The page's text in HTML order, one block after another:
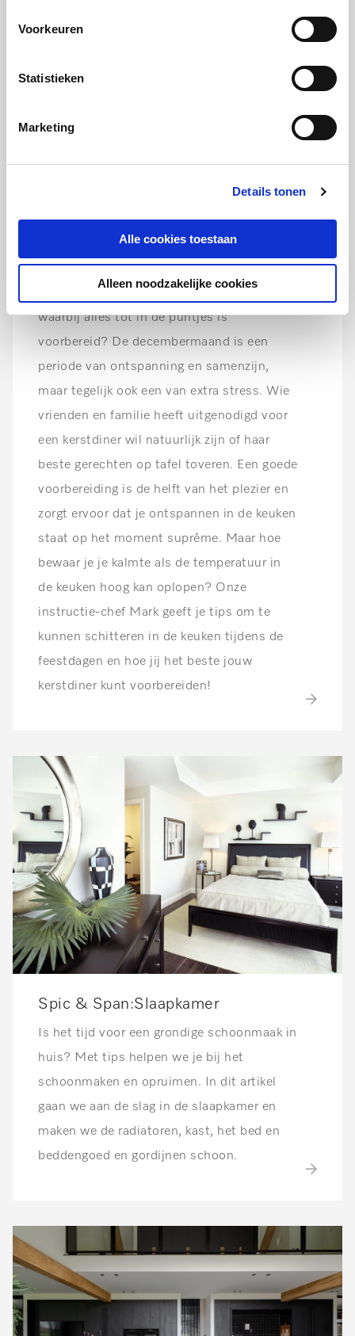
Voorkeuren
Statistieken
Marketing
Details tonen
Alle cookies toestaan
Alleen noodzakelijke cookies
Een perfect kerstdiner
voorbereiden
Hoe zorg je voor een subliem kerstdiner
waarbij alles tot in de puntjes is
voorbereid? De decembermaand is een
periode van ontspanning en samenzijn,
maar tegelijk ook een van extra stress. Wie
vrienden en familie heeft uitgenodigd voor
een kerstdiner wil natuurlijk zijn of haar
beste gerechten op tafel toveren. Een goede
voorbereiding is de helft van het plezier en
zorgt ervoor dat je ontspannen in de keuken
staat op het moment suprême. Maar hoe
bewaar je je kalmte als de temperatuur in
de keuken hoog kan oplopen? Onze
instructie-chef Mark geeft je tips om te
kunnen schitteren in de keuken tijdens de
feestdagen en hoe jij het beste jouw
kerstdiner kunt voorbereiden!
Spic & Span:Slaapkamer
Is het tijd voor een grondige schoonmaak in
huis? Met tips helpen we je bij het
schoonmaken en opruimen. In dit artikel
gaan we aan de slag in de slaapkamer en
maken we de radiatoren, kast, het bed en
beddengoed en gordijnen schoon.